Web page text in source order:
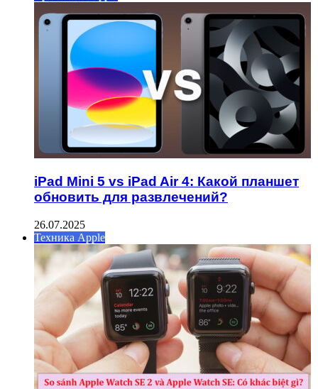
iPad Mini 5 vs iPad Air 4: Какой планшет
обновить для развлечений?
26.07.2025
Техника Apple